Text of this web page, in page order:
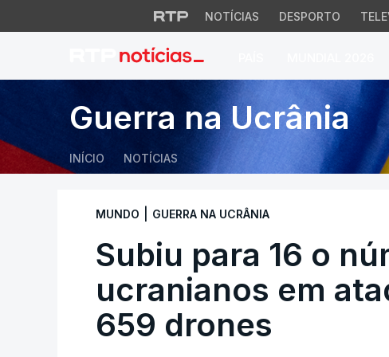
NOTÍCIAS DESPORTO
Subiu para 16 o
Guerra na Ucrânia
INÍCIO NOTÍCIAS
MUNDO GUERRA NA UCRÂNIA
Subiu para 16 o
ucranianos em
659 drones